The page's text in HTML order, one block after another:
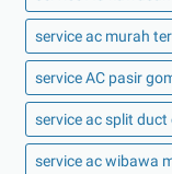
service ac murah
service AC pasir
service ac split
service ac wibawa